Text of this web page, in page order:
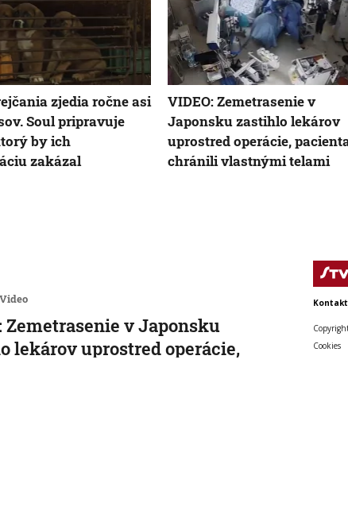
zjedia ročne asi
Soul pripravuje
by ich
zakázal
VIDEO: Zemetrasenie v
Japonsku zastihlo lekárov
uprostred operácie,
chránili vlastnými telami
Video
Zemetrasenie v Japonsku
lekárov uprostred operácie,
Cookies